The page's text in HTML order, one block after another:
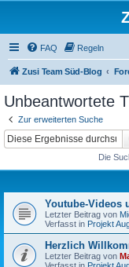
FAQ Regeln
Zusi Team Süd-Blog
Unbeantwortete
Zur erweiterten Suche
Die
Youtube-Videos
Letzter Beitrag von
Verfasst in Projekt
Herzlich
Letzter Beitrag von
Verfasst in Projekt